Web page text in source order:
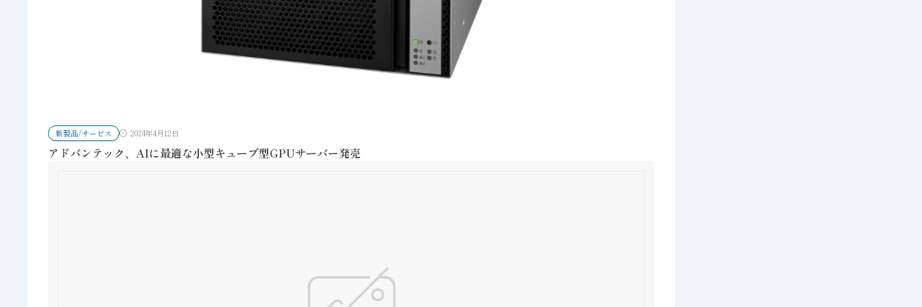
新製品/サービス 2024年4月12日
アドバンテック、AIに最適な小型キューブ型GPUサーバー発売